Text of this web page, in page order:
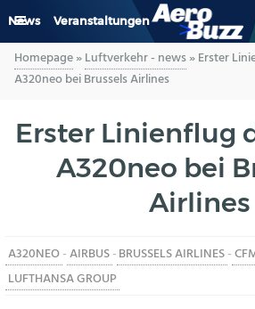
News Veranstaltungen
GENERAL AVIATION
LUFTVERKEHR
INDUSTRIE
Homepage»Luftverkehr - news»Erster
A320neo bei Brussels Airlines
Erster Linienflug
A320neo bei
Airlines
A320NEO-AIRBUS-BRUSSELS AIRLINES-
LUFTHANSA GROUP